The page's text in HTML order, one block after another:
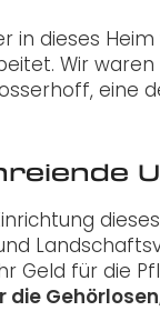
in dieses
Wir
eine
Geld für die